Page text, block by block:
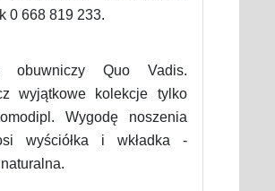
0 668 819 233.
obuwniczy Quo Vadis.
wyjątkowe kolekcje tylko
Wygodę noszenia
wyściółka i wkładka -